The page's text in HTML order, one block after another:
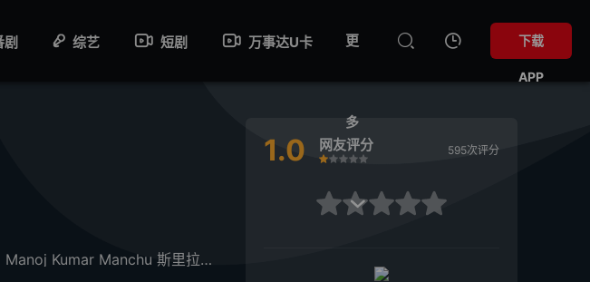
剧 综艺 短剧 万事达U卡 更
多

下载
APP
Manoj Kumar Manchu 斯里拉姆·雷迪
1.0 网友评分
很差较差还行
推荐
力荐
595次评分
较差还行推荐力荐